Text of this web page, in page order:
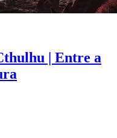
| Entre a